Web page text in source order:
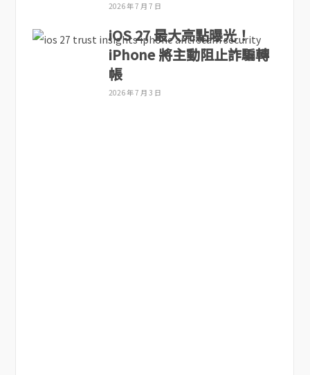
2026 年 7 月 7 日
iOS 27 最大亮點曝光！
iPhone 將主動阻止詐騙轉
帳
2026 年 7 月 3 日